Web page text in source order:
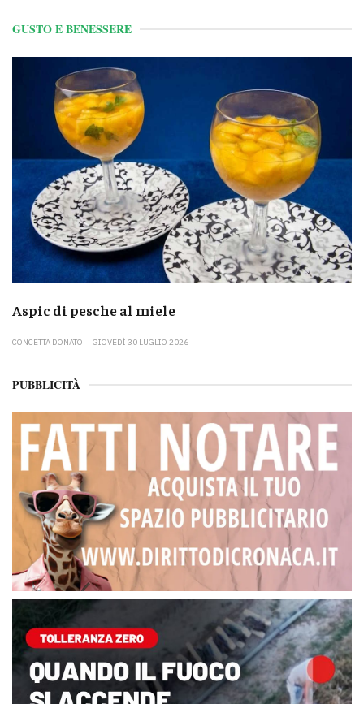
GUSTO E BENESSERE
Aspic di pesche al miele
CONCETTA DONATO GIOVEDÌ 30 LUGLIO 2026
PUBBLICITÀ